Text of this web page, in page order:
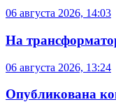
06 августа 2026, 14:03
На
06 августа 2026, 13:24
Опубликована